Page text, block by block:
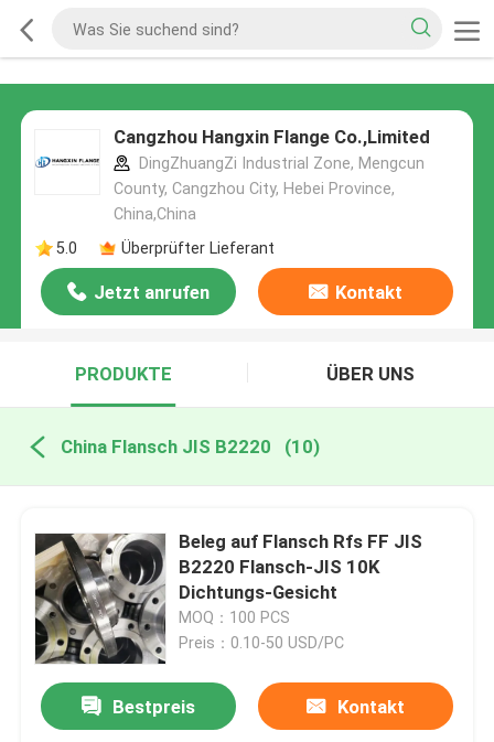
Cangzhou Hangxin Flange Co.,Limited
DingZhuangZi Industrial Zone, Mengcun
County, Cangzhou City, Hebei Province,
China,China
5.0
Überprüfter Lieferant
Jetzt anrufen Kontakt
PRODUKTE ÜBER UNS
China Flansch JIS B2220 (10)
Beleg auf Flansch Rfs FF JIS
B2220 Flansch-JIS 10K
Dichtungs-Gesicht
MOQ：100 PCS
Preis：0.10-50 USD/PC
Bestpreis Kontakt